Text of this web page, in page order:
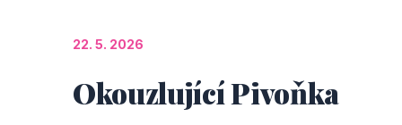
22. 5. 2026
Okouzlující Pivoňka